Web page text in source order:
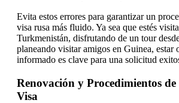
Evita estos errores para garantizar un
visa rusa más fluido. Ya sea que estés
Turkmenistán, disfrutando de un tour
planeando visitar amigos en Guinea, estar
informado es clave para una solicitud
Renovación y Procedimientos
Visa